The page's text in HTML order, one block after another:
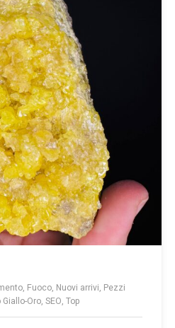
Fuoco, Nuovi arrivi, Pezzi
Oro, SEO, Top